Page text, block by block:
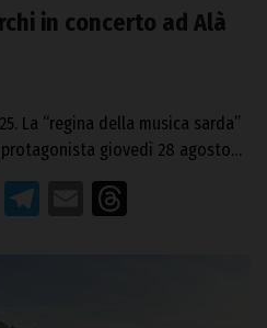
in concerto ad Alà
La “regina della musica sarda”
protagonista giovedì 28 agosto…
WhatsApp
Telegram
Email